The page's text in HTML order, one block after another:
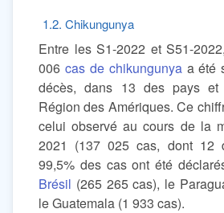
1.2. Chikungunya
Entre les S1-2022 et S51-
006 cas de chikungunyaa été
décès, dans 13 des pays
Région des Amériques. Ce
celui observé au cours de la
2021 (137 025 cas, dont 12
99,5% des cas ont été
Brésil (265 265 cas), le
le Guatemala (1 933 cas).